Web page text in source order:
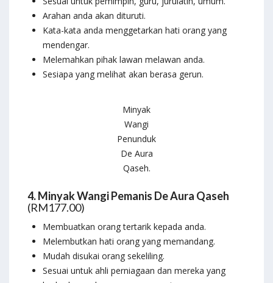
Arahan anda akan dituruti.
Kata-kata anda menggetarkan hati orang yang
mendengar.
Melemahkan pihak lawan melawan anda.
Sesiapa yang melihat akan berasa gerun.
Minyak
Wangi
Penunduk
De Aura
Qaseh.
4. Minyak Wangi Pemanis De Aura Qaseh
(RM177.00)
Membuatkan orang tertarik kepada anda.
Melembutkan hati orang yang memandang.
Mudah disukai orang sekeliling.
Sesuai untuk ahli perniagaan dan mereka yang